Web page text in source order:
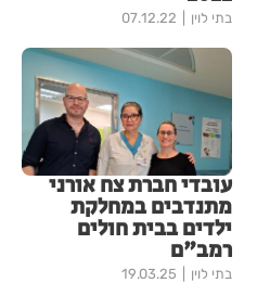
בתי לוין 07.12.22
עובדי חברת צח אורני
מתנדבים במחלקת
ילדים בבית חולים
רמב"ם
בתי לוין 19.03.25